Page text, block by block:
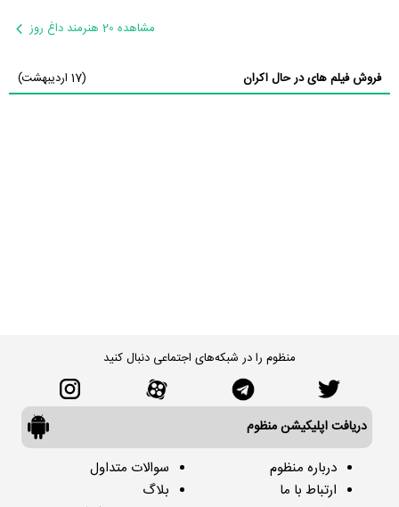
مشاهده 20 هنرمند داغ روز
فروش فیلم های در حال اکران (17 اردیبهشت)
منظوم را در شبکه‌های اجتماعی دنبال کنید
دریافت اپلیکیشن منظوم
درباره منظوم
ارتباط با ما
سوالات متداول
بلاگ